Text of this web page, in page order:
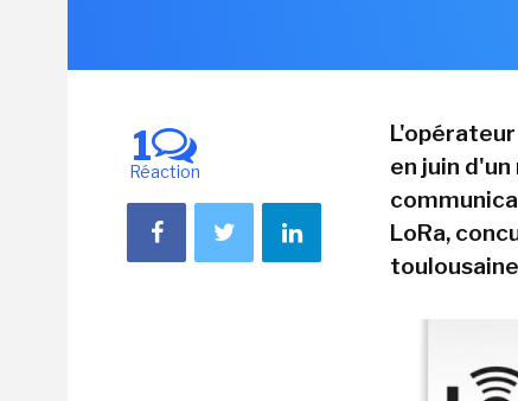
1
Réaction
en juin
LoRa,